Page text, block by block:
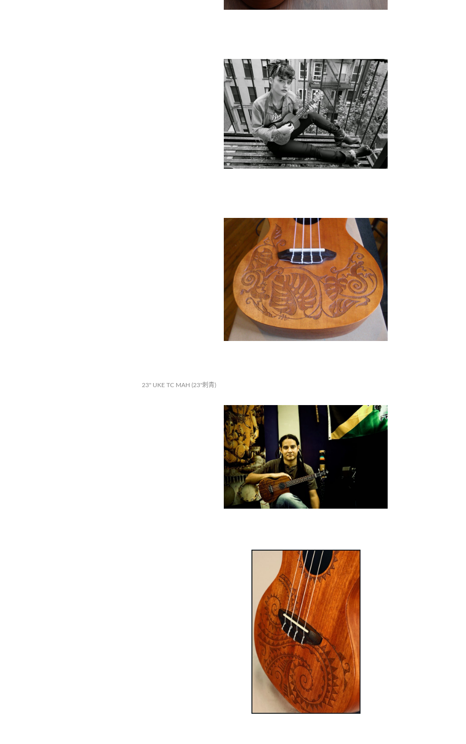
23" UKE TC MAH (23"刺青)